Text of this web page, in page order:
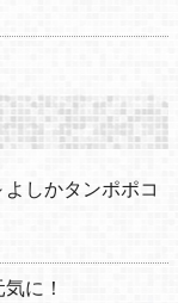
しかタンポポコ
に！